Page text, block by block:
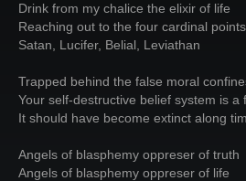
Drink from my chalice the elixir of life
Reaching out to the four cardinal points
Satan, Lucifer, Belial, Leviathan
Trapped behind the false moral
Your self-destructive belief system is a
It should have become extinct along
Angels of blasphemy oppreser of truth
Angels of blasphemy oppreser of life